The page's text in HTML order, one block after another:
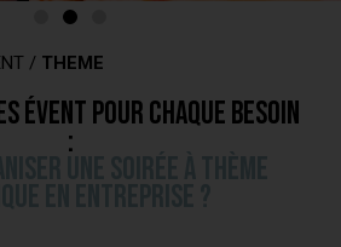
/ THEME
évent pour chaque besoin
: